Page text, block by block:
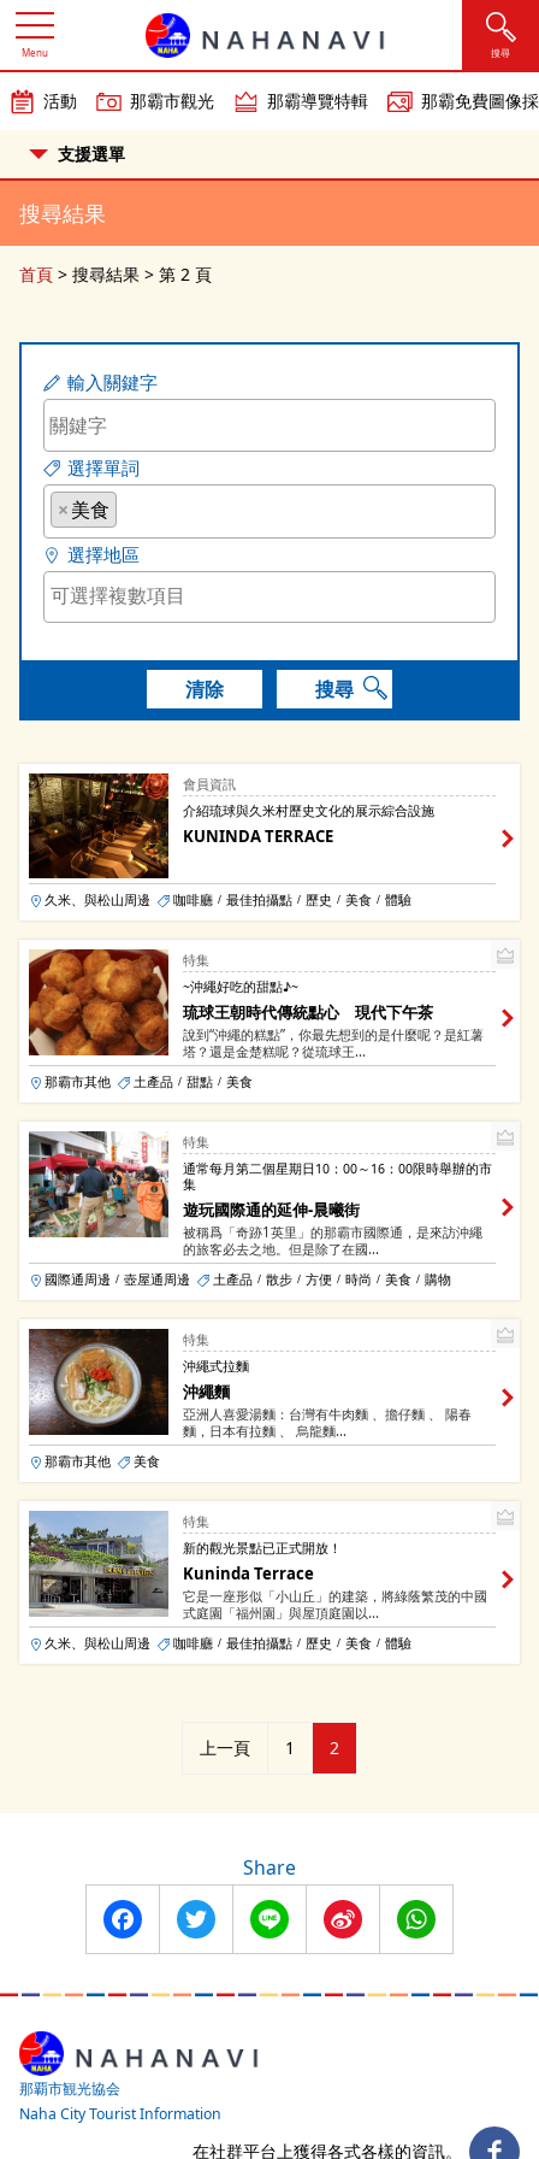
搜尋
活動 那霸市觀光 那霸導覽特輯 那霸免費圖像
Menu
支援選單
搜尋結果
首頁 > 搜尋結果 > 第 2 頁
輸入關鍵字
選擇單詞
×美食
選擇地區
清除 搜尋
會員資訊
介紹琉球與久米村歷史文化的展示綜合設施
KUNINDA TERRACE
久米、與松山周邊 咖啡廳 / 最佳拍攝點 / 歷史 / 美食 / 體驗
特集
~沖繩好吃的甜點♪~
琉球王朝時代傳統點心 現代下午茶
說到“沖繩的糕點”，你最先想到的是什麼呢？是紅薯
塔？還是金楚糕呢？從琉球王...
那霸市其他 土產品 / 甜點 / 美食
特集
通常每月第二個星期日10：00～16：00限時舉辦的市
集
遊玩國際通的延伸-晨曦街
被稱爲「奇跡1英里」的那霸市國際通，是來訪沖繩
的旅客必去之地。但是除了在國...
國際通周邊 / 壺屋通周邊 土產品 / 散步 / 方便 / 時尚 / 美食 / 購物
特集
沖繩式拉麵
沖繩麵
亞洲人喜愛湯麵：台灣有牛肉麵 、擔仔麵 、 陽春
麵，日本有拉麵 、 烏龍麵...
那霸市其他 美食
特集
新的觀光景點已正式開放！
Kuninda Terrace
它是一座形似「小山丘」的建築，將綠蔭繁茂的中國
式庭園「福州園」與屋頂庭園以...
久米、與松山周邊 咖啡廳 / 最佳拍攝點 / 歷史 / 美食 / 體驗
上一頁 1 2
Share
FacebookTwitter Line
Sina
WhatsApp
那覇市観光協会
Naha City Tourist Information
在社群平台上獲得各式各樣的資訊。